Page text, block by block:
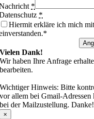
*
*
Hiermit erkläre ich mich
Vielen Dank!
Wir haben Ihre Anfrage
bearbeiten.
Wichtiger Hinweis: Bitte
vor allem bei Gmail-Adressen
bei der Mailzustellung. Danke!
×